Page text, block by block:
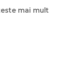
business,
mai mult